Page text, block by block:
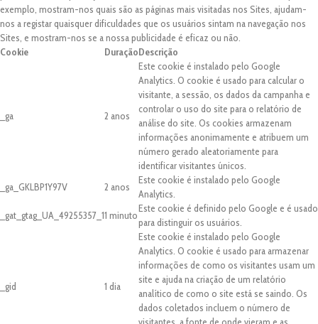
exemplo, mostram-nos quais são as páginas mais visitadas nos Sites, ajudam-
nos a registar quaisquer dificuldades que os usuários sintam na navegação nos
Sites, e mostram-nos se a nossa publicidade é eficaz ou não.
Cookie
DuraçãoDescrição
_ga 2 anos
Este cookie é instalado pelo Google
Analytics. O cookie é usado para calcular o
visitante, a sessão, os dados da campanha e
controlar o uso do site para o relatório de
análise do site. Os cookies armazenam
informações anonimamente e atribuem um
número gerado aleatoriamente para
identificar visitantes únicos.
_ga_GKLBP1Y97V
2 anos
Este cookie é instalado pelo Google
Analytics.
_gat_gtag_UA_49255357_11 minuto
Este cookie é definido pelo Google e é usado
para distinguir os usuários.
_gid 1 dia
Este cookie é instalado pelo Google
Analytics. O cookie é usado para armazenar
informações de como os visitantes usam um
site e ajuda na criação de um relatório
analítico de como o site está se saindo. Os
dados coletados incluem o número de